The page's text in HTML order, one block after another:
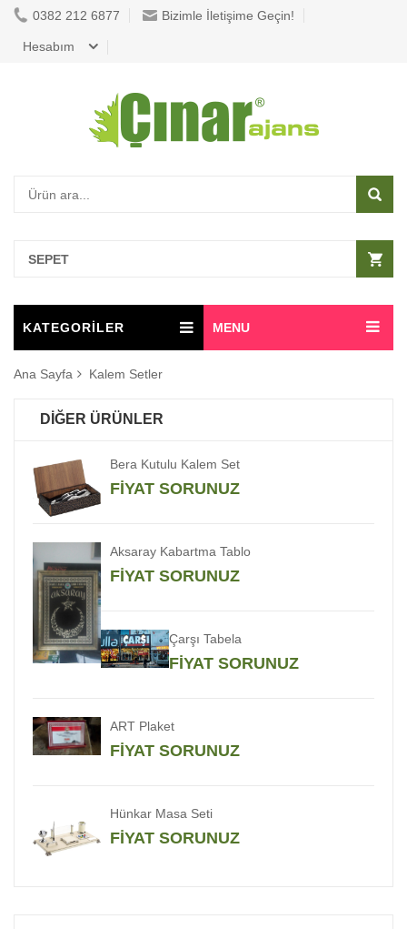
0382 212 6877 Bizimle İletişime Geçin!
Hesabım
SEPET
KATEGORİLER MENU
Ana Sayfa Kalem Setler
DİĞER ÜRÜNLER
Bera Kutulu Kalem Set
FİYAT SORUNUZ
Aksaray Kabartma Tablo
FİYAT SORUNUZ
Çarşı Tabela
FİYAT SORUNUZ
ART Plaket
FİYAT SORUNUZ
Hünkar Masa Seti
FİYAT SORUNUZ